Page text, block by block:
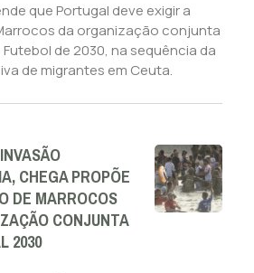
que Portugal deve exigir a
da organização conjunta
Futebol de 2030, na sequência da
de migrantes em Ceuta.
CHEGA PROPÕE
DE MARROCOS
CONJUNTA
2030